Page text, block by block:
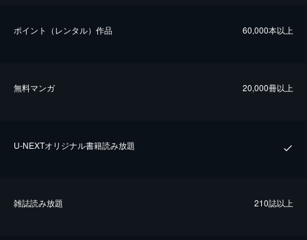
ポイント（レンタル）作品 60,000本以上
無料マンガ 20,000冊以上
U-NEXTオリジナル書籍読み放題
雑誌読み放題 210誌以上